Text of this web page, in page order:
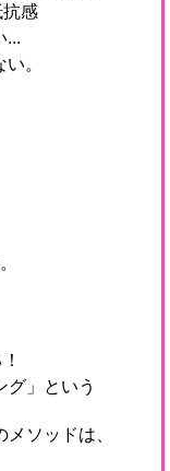
感
...
。
グ」という
ソッドは、